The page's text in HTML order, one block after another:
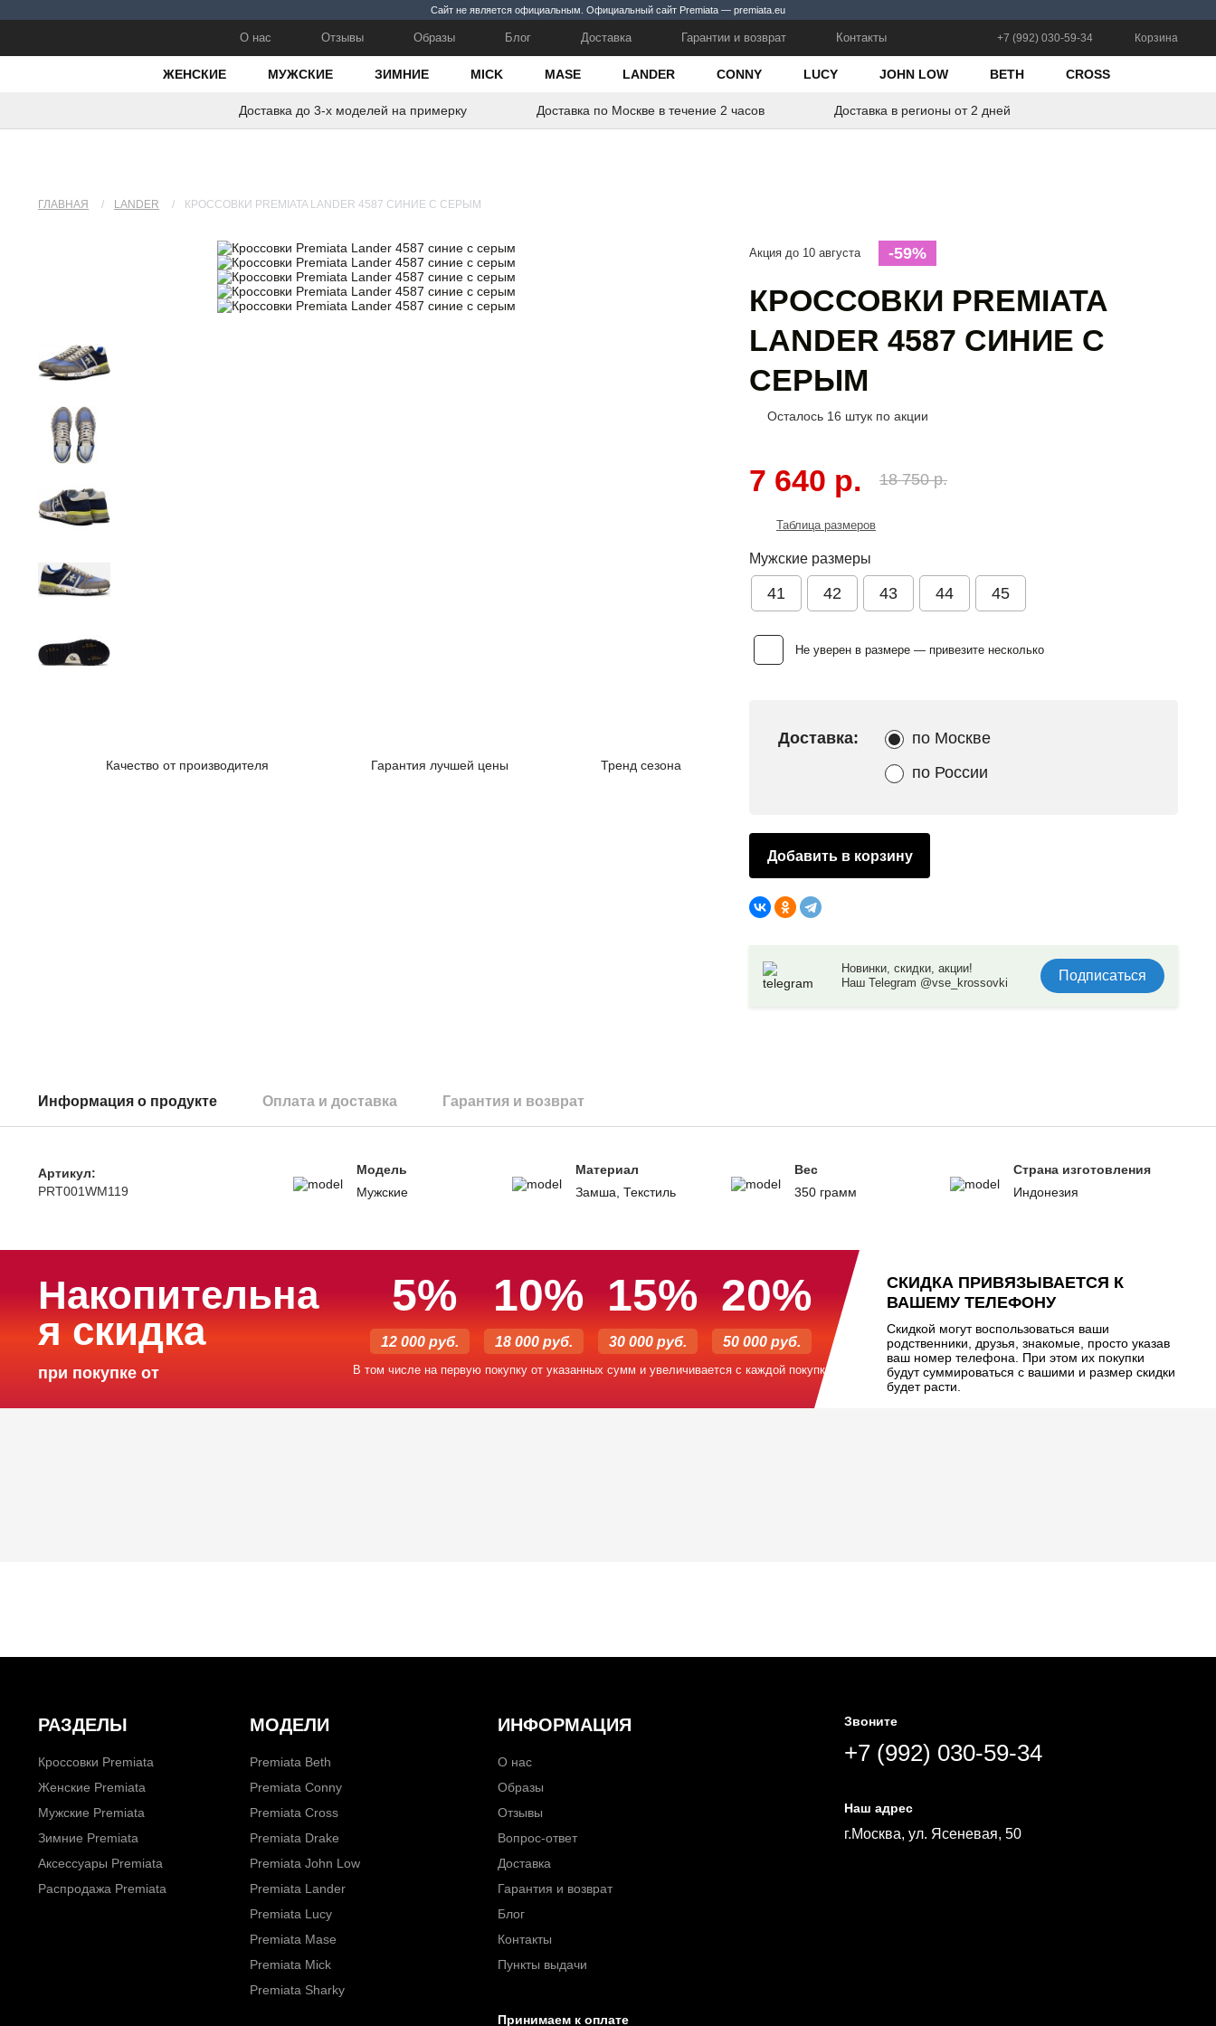
Сайт не является официальным. Официальный сайт Premiata — premiata.eu
О нас Отзывы Образы Блог Доставка Гарантии и возврат Контакты +7 (992) 030-59-34 Корзина
ЖЕНСКИЕ МУЖСКИЕ ЗИМНИЕ MICK MASE LANDER CONNY LUCY JOHN LOW BETH CROSS
Доставка до 3-х моделей на примерку Доставка по Москве в течение 2 часов Доставка в регионы от 2 дней
ГЛАВНАЯ / LANDER / КРОССОВКИ PREMIATA LANDER 4587 СИНИЕ С СЕРЫМ
Качество от производителя Гарантия лучшей цены Тренд сезона
Акция до 10 августа -59%
КРОССОВКИ PREMIATA
LANDER 4587 СИНИЕ С
СЕРЫМ
Осталось 16 штук по акции
7 640 р. 18 750 р.
Таблица размеров
Мужские размеры
41 42 43 44 45
Не уверен в размере — привезите несколько
Доставка:
по Москве
по России
Добавить в корзину
Новинки, скидки, акции!
Наш Telegram @vse_krossovki
Подписаться
Информация о продукте Оплата и доставка Гарантия и возврат
Артикул:
PRT001WM119
Модель
Мужские
Материал
Замша, Текстиль
Вес
350 грамм
Страна изготовления
Индонезия
Накопительна
я скидка
при покупке от
5%
12 000 руб.
10%
18 000 руб.
15%
30 000 руб.
20%
50 000 руб.
В том числе на первую покупку от указанных сумм и увеличивается с каждой покупкой
СКИДКА ПРИВЯЗЫВАЕТСЯ К
ВАШЕМУ ТЕЛЕФОНУ
Скидкой могут воспользоваться ваши
родственники, друзья, знакомые, просто указав
ваш номер телефона. При этом их покупки
будут суммироваться с вашими и размер скидки
будет расти.
РАЗДЕЛЫ
Кроссовки Premiata
Женские Premiata
Мужские Premiata
Зимние Premiata
Аксессуары Premiata
Распродажа Premiata
МОДЕЛИ
Premiata Beth
Premiata Conny
Premiata Cross
Premiata Drake
Premiata John Low
Premiata Lander
Premiata Lucy
Premiata Mase
Premiata Mick
Premiata Sharky
ИНФОРМАЦИЯ
О нас
Образы
Отзывы
Вопрос-ответ
Доставка
Гарантия и возврат
Блог
Контакты
Пункты выдачи
Принимаем к оплате
Звоните
+7 (992) 030-59-34
Наш адрес
г.Москва, ул. Ясеневая, 50